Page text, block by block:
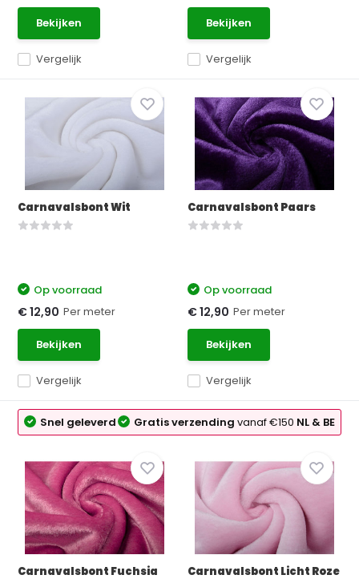
Vergelijk
Bekijken
Vergelijk
Bekijken
Carnavalsbont Wit
Vergelijk
Op voorraad
€ 12,90 Per meter
Bekijken
Carnavalsbont Paars
Vergelijk
Op voorraad
€ 12,90 Per meter
Bekijken
Snel geleverd Gratis verzendingvanaf €150 NL & BE
Carnavalsbont Fuchsia Carnavalsbont Licht Roze